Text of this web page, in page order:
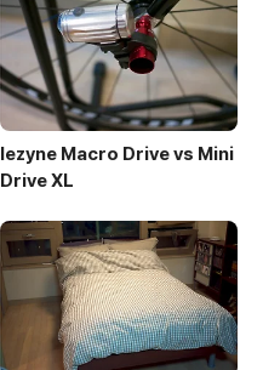
lezyne Macro Drive vs Mini
Drive XL